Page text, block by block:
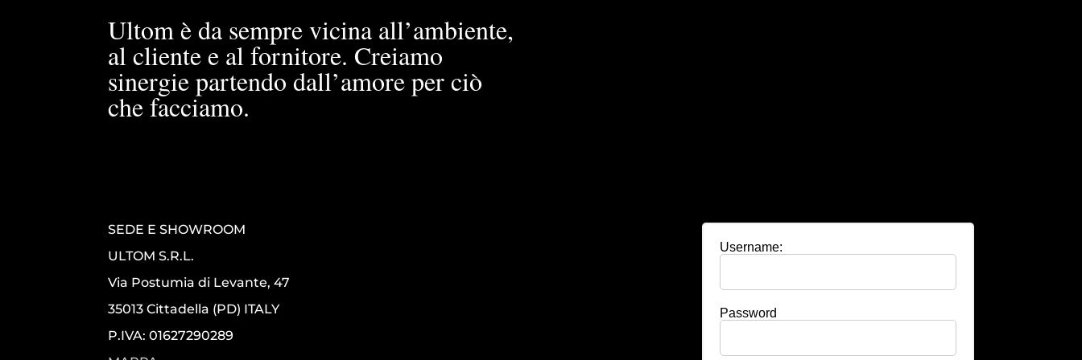
Ultom è da sempre vicina all’ambiente,
al cliente e al fornitore. Creiamo
sinergie partendo dall’amore per ciò
che facciamo.
SEDE E SHOWROOM
ULTOM S.R.L.
Via Postumia di Levante, 47
35013 Cittadella (PD) ITALY
P.IVA: 01627290289
Username:
Password